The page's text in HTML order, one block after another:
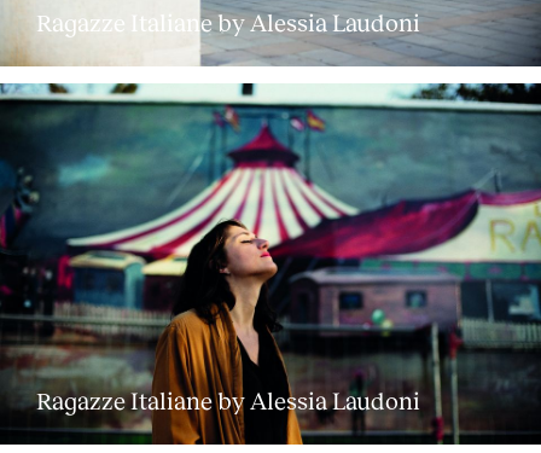
Ragazze Italiane by Alessia Laudoni
Ragazze Italiane by Alessia Laudoni